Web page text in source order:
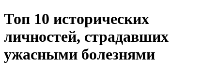
Топ 10 исторических
личностей, страдавших
ужасными болезнями